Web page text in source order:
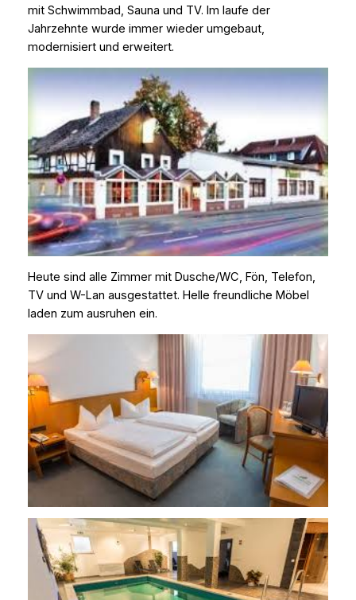
mit Schwimmbad, Sauna und TV. Im laufe der
Jahrzehnte wurde immer wieder umgebaut,
modernisiert und erweitert.
Heute sind alle Zimmer mit Dusche/WC, Fön, Telefon,
TV und W-Lan ausgestattet. Helle freundliche Möbel
laden zum ausruhen ein.